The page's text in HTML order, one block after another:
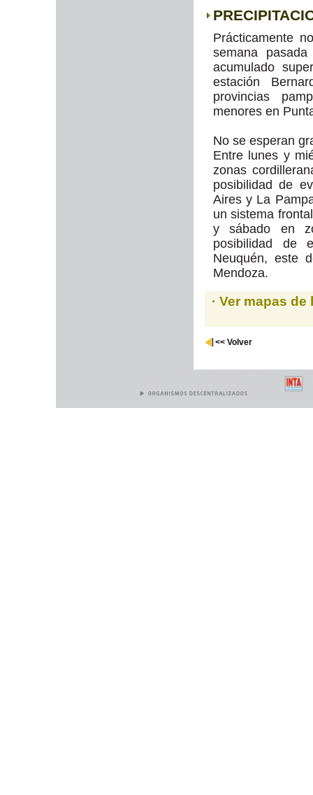
Prácticamente
semana
acumulado
estación
provincias
menores en
No se esperan
Entre lunes y
zonas
posibilidad de
Aires y La
un sistema
y sábado en
posibilidad de
Neuquén, este
Mendoza.
· Ver mapas
<< Volver